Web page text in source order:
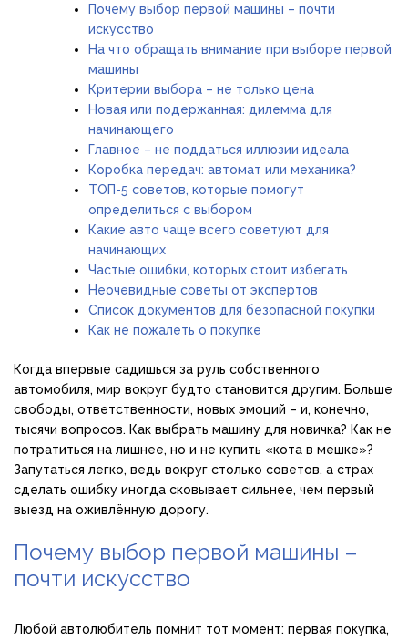
Почему выбор первой машины – почти
искусство
На что обращать внимание при выборе первой
машины
Критерии выбора – не только цена
Новая или подержанная: дилемма для
начинающего
Главное – не поддаться иллюзии идеала
Коробка передач: автомат или механика?
ТОП-5 советов, которые помогут
определиться с выбором
Какие авто чаще всего советуют для
начинающих
Частые ошибки, которых стоит избегать
Неочевидные советы от экспертов
Список документов для безопасной покупки
Как не пожалеть о покупке
Когда впервые садишься за руль собственного
автомобиля, мир вокруг будто становится другим. Больше
свободы, ответственности, новых эмоций – и, конечно,
тысячи вопросов. Как выбрать машину для новичка? Как не
потратиться на лишнее, но и не купить «кота в мешке»?
Запутаться легко, ведь вокруг столько советов, а страх
сделать ошибку иногда сковывает сильнее, чем первый
выезд на оживлённую дорогу.
Почему выбор первой машины –
почти искусство
Любой автолюбитель помнит тот момент: первая покупка,